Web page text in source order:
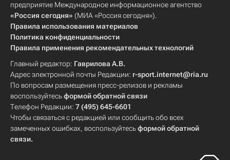
предприятие Международное информационное агентство
«Россия сегодня» (МИА «Россия сегодня»).
Правила использования материалов
Политика конфиденциальности
Правила применения рекомендательных технологий
Главный редактор: Гаврилова А.В.
Адрес электронной почты Редакции: r-sport.internet@ria.ru
По вопросам размещения пресс-релизов и рекламы
воспользуйтесьформой обратной связи
Телефон Редакции: 7 (495) 645-6601
Чтобы связаться с редакцией или сообщить обо всех
замеченных ошибках, воспользуйтесьформой обратной
связи.